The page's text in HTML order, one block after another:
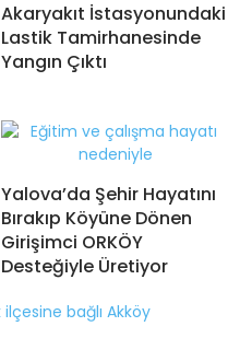
Akaryakıt İstasyonundaki
Lastik Tamirhanesinde
Yangın Çıktı
Yalova’da Şehir Hayatını
Bırakıp Köyüne Dönen
Girişimci ORKÖY
Desteğiyle Üretiyor